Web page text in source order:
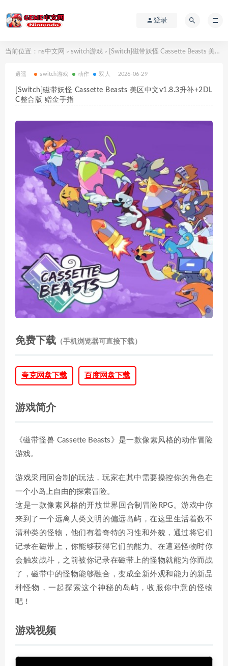
登录
当前位置： ns中文网 > switch游戏 > [Switch]磁带妖怪 Cassette Beasts 美区中文v1.8.3升补+2DLC整合版 赠金手指
逍遥 switch游戏 动作 双人 2026-06-29
[Switch]磁带妖怪 Cassette Beasts 美区中文v1.8.3升补+2DL
C整合版 赠金手指
免费下载 （手机浏览器可直接下载）
夸克网盘下载 百度网盘下载
游戏简介
《磁带怪兽 Cassette Beasts》是一款像素风格的动作冒险
游戏。
游戏采用回合制的玩法，玩家在其中需要操控你的角色在
一个小岛上自由的探索冒险。
这是一款像素风格的开放世界回合制冒险RPG。游戏中你
来到了一个远离人类文明的偏远岛屿，在这里生活着数不
清种类的怪物，他们有着奇特的习性和外貌，通过将它们
记录在磁带上，你能够获得它们的能力。在遭遇怪物时你
会触发战斗，之前被你记录在磁带上的怪物就能为你而战
了，磁带中的怪物能够融合，变成全新外观和能力的新品
种怪物，一起探索这个神秘的岛屿，收服你中意的怪物
吧！
游戏视频